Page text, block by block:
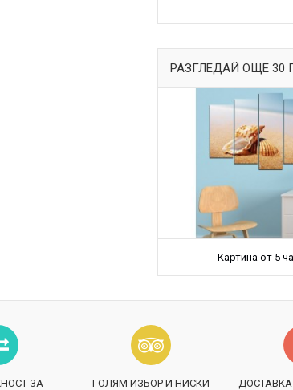
РАЗГЛЕДАЙ ОЩЕ 30
Картина от 5
ЗА
ГОЛЯМ ИЗБОР И НИСКИ